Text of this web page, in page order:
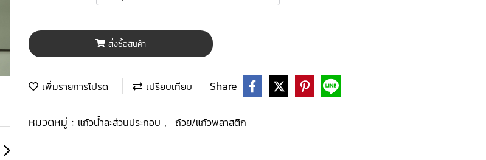
สั่งซื้อสินค้า
เพิ่มรายการโปรด เปรียบเทียบ Share
หมวดหมู่ : แก้วน้ำละส่วนประกอบ , ถ้วย/แก้วพลาสติก